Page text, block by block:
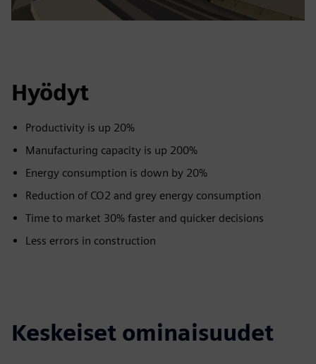
Hyödyt
Productivity is up 20%
Manufacturing capacity is up 200%
Energy consumption is down by 20%
Reduction of CO2 and grey energy consumption
Time to market 30% faster and quicker decisions
Less errors in construction
Keskeiset ominaisuudet